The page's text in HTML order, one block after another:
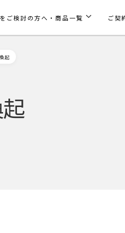
ご検討の方へ・商品一覧 ご契
起